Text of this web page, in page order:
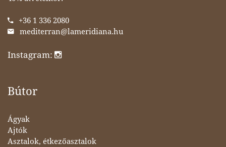
+36 1 336 2080
mediterran@lameridiana.hu
Instagram:
Bútor
Ágyak
Ajtók
Asztalok, étkezőasztalok